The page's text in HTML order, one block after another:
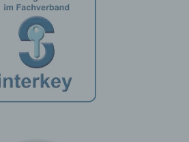
Daten sind alle Informationen,
oder identifizierbare
(im Folgenden „betroffene Person")
wird eine natürliche
die direkt oder indirekt,
Zuordnung zu einer Kennung
zu einer Kennnummer, zu
einer Online-Kennung oder zu
besonderen Merkmalen, die